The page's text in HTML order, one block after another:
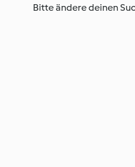
Bitte ändere deinen